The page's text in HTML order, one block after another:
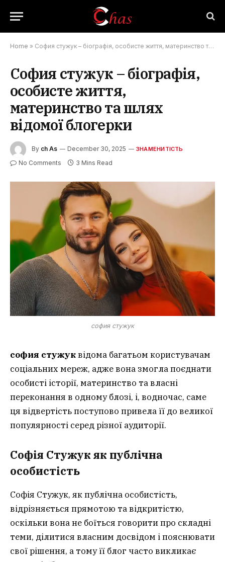
Home » София стужук – біографія, особисте життя, материнство та шлях відомої блогерки
София стужук – біографія,
особисте життя,
материнство та шлях
відомої блогерки
By ch As December 30, 2025 ЗНАМЕНИТІСТЬ
No Comments 3 Mins Read
софия стужук
софия стужуквідома багатьом користувачам
соціальних мереж, адже вона змогла поєднати
особисті історії, материнство та власні
переконання в одному блозі, і, водночас, саме
ця відвертість поступово привела її до великої
популярності серед різної аудиторії.
Софія Стужук як публічна
особистість
Софія Стужук, як публічна особистість,
відрізняється прямотою та відкритістю,
оскільки вона не боїться говорити про складні
теми, ділитися власним досвідом і пояснювати
свої рішення, а тому її блог часто викликає